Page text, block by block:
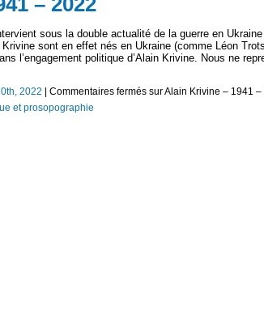
sous la double actualité de la guerre en
Krivine sont en effet nés en Ukraine (comme Léon
l’engagement politique d’Alain Krivine. Nous ne
2022 Commentaires fermés sur Alain Krivine – 1941 –
et prosopographie